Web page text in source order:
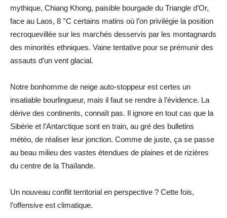
mythique, Chiang Khong, paisible bourgade du Triangle d’Or,
face au Laos, 8 °C certains matins où l’on privilégie la position
recroquevillée sur les marchés desservis par les montagnards
des minorités ethniques. Vaine tentative pour se prémunir des
assauts d’un vent glacial.
Notre bonhomme de neige auto-stoppeur est certes un
insatiable bourlingueur, mais il faut se rendre à l’évidence. La
dérive des continents, connaît pas. Il ignore en tout cas que la
Sibérie et l’Antarctique sont en train, au gré des bulletins
météo, de réaliser leur jonction. Comme de juste, ça se passe
au beau milieu des vastes étendues de plaines et de rizières
du centre de la Thaïlande.
Un nouveau conflit territorial en perspective ? Cette fois,
l’offensive est climatique.